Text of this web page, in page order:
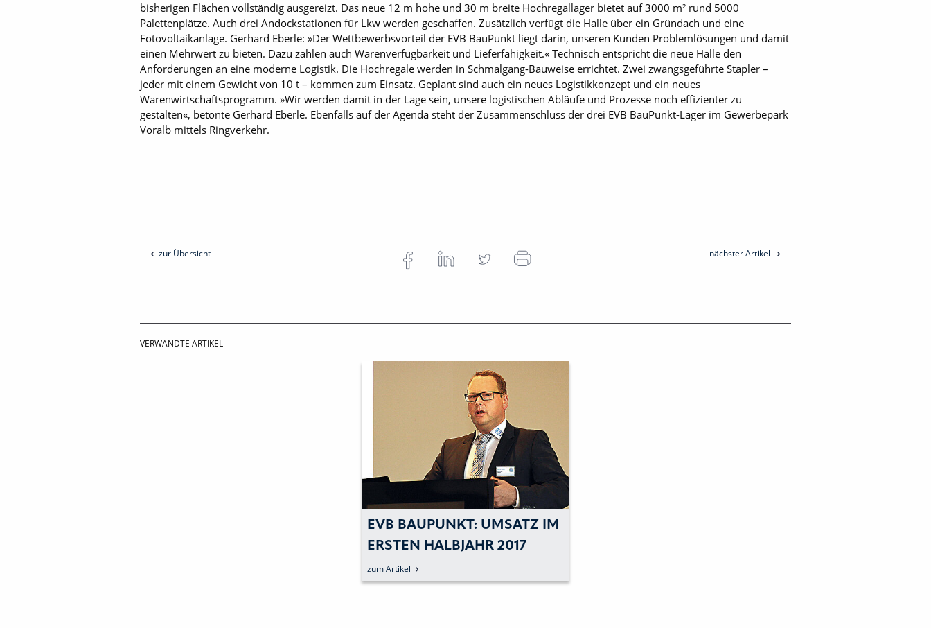
bisherigen Flächen vollständig ausgereizt. Das neue 12 m hohe und 30 m breite Hochregallager bietet auf 3000 m² rund 5000
Palettenplätze. Auch drei Andockstationen für Lkw werden geschaffen. Zusätzlich verfügt die Halle über ein Gründach und eine
Fotovoltaikanlage. Gerhard Eberle: »Der Wettbewerbsvorteil der EVB BauPunkt liegt darin, unseren Kunden Problemlösungen und damit
einen Mehrwert zu bieten. Dazu zählen auch Warenverfügbarkeit und Lieferfähigkeit.« Technisch entspricht die neue Halle den
Anforderungen an eine moderne Logistik. Die Hochregale werden in Schmalgang-Bauweise errichtet. Zwei zwangsgeführte Stapler –
jeder mit einem Gewicht von 10 t – kommen zum Einsatz. Geplant sind auch ein neues Logistikkonzept und ein neues
Warenwirtschaftsprogramm. »Wir werden damit in der Lage sein, unsere logistischen Abläufe und Prozesse noch effizienter zu
gestalten«, betonte Gerhard Eberle. Ebenfalls auf der Agenda steht der Zusammenschluss der drei EVB BauPunkt-Läger im Gewerbepark
Voralb mittels Ringverkehr.
zur Übersicht nächster Artikel
VERWANDTE ARTIKEL
EVB BAUPUNKT: UMSATZ IM
ERSTEN HALBJAHR 2017
WEITER GESTEIGERT
zum Artikel